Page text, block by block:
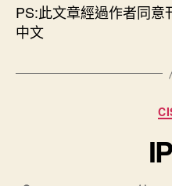
PS:此文章經過作者同
中文